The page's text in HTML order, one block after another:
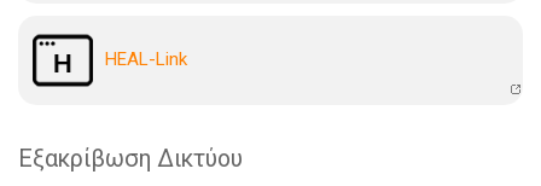
HEAL-Link
Εξακρίβωση Δικτύου